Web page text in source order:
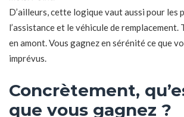
D’ailleurs, cette logique vaut aussi pour les
l’assistance et le véhicule de remplacement.
en amont. Vous gagnez en sérénité ce que
imprévus.
Concrètement,
que vous gagnez ?